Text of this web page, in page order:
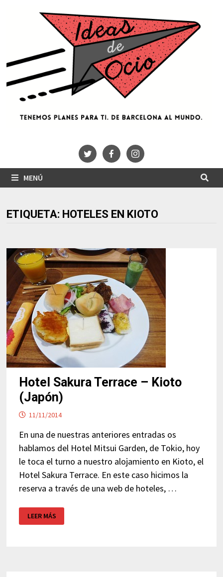
MENÚ
ETIQUETA: HOTELES EN KIOTO
Hotel Sakura Terrace – Kioto
(Japón)
11/11/2014
En una de nuestras anteriores entradas os
hablamos del Hotel Mitsui Garden, de Tokio, hoy
le toca el turno a nuestro alojamiento en Kioto, el
Hotel Sakura Terrace. En este caso hicimos la
reserva a través de una web de hoteles, …
SAKURA
TERRACE
LEER MÁS